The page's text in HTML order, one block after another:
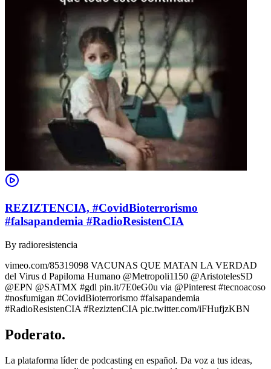
REZIZTENCIA, #CovidBioterrorismo
#falsapandemia #RadioResistenCIA
By radioresistencia
vimeo.com/85319098 VACUNAS QUE MATAN LA VERDAD
del Virus d Papiloma Humano @Metropoli1150 @AristotelesSD
@EPN @SATMX #gdl pin.it/7E0eG0u via @Pinterest #tecnoacoso
#nosfumigan #CovidBioterrorismo #falsapandemia
#RadioResistenCIA #ReziztenCIA pic.twitter.com/iFHufjzKBN
Poderato.
La plataforma líder de podcasting en español. Da voz a tus ideas,